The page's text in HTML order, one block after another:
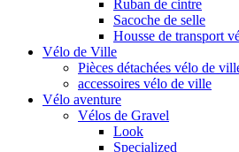
Ruban de cintre
Sacoche de selle
Housse de transport
Vélo de Ville
Pièces détachées vélo de
accessoires vélo de ville
Vélo aventure
Vélos de Gravel
Look
Specialized